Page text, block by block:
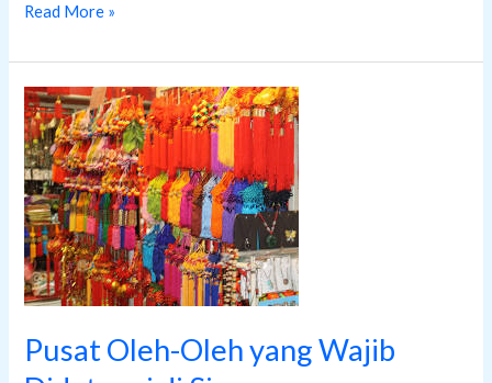
Read More »
Pusat Oleh-Oleh yang Wajib
Pusat
Oleh-
Oleh
yang
Wajib
Didatangi
di
Singapura